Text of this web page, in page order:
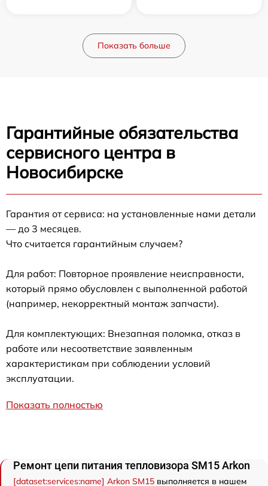
Показать больше
Гарантийные обязательства
сервисного центра в
Новосибирске
Гарантия от сервиса: на установленные нами детали
— до 3 месяцев.
Что считается гарантийным случаем?
Для работ: Повторное проявление неисправности,
который прямо обусловлен с выполненной работой
(например, некорректный монтаж запчасти).
Для комплектующих: Внезапная поломка, отказ в
работе или несоответствие заявленным
характеристикам при соблюдении условий
эксплуатации.
Показать полностью
Ремонт цепи питания тепловизора SM15 Arkon
[dataset:services:name] Arkon SM15 выполняется в нашем